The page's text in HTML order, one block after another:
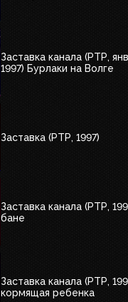
Заставка канала (РТР,
1997) Бурлаки на Волге
Заставка (РТР, 1997)
Заставка канала (РТР,
бане
Заставка канала (РТР,
кормящая ребенка